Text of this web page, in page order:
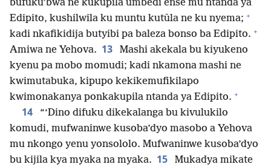
bufuku’bwa ne kukupila umbedi ense mu ntanda ya
Edipito, kushilwila ku muntu kutūla ne ku nyema; +
kadi nkafikidija butyibi pa baleza bonso ba Edipito. +
Amiwa ne Yehova. 13
Mashi akekala bu kiyukeno
kyenu pa mobo momudi; kadi nkamona mashi ne
kwimutabuka, kipupo kekikemufikilapo
kwimonakanya ponkakupila ntanda ya Edipito. +
14
“‘Dino difuku dikekalanga bu kivulukilo
komudi, mufwaninwe kusoba’dyo masobo a Yehova
mu nkongo yenu yonsololo. Mufwaninwe kusoba’dyo
bu kijila kya myaka na myaka. 15
Mukadya mikate